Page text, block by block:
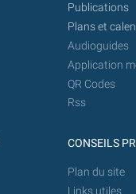
Publications
Plans et
Audioguides
Application
QR Codes
Rss
CONSEILS
Plan du site
Links utiles